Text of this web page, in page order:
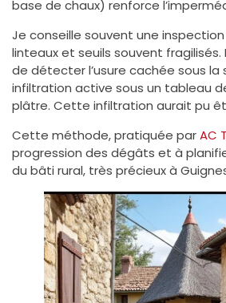
base de chaux) renforce
Je conseille souvent une
linteaux et seuils souvent
de détecter l’usure cachée sous la
infiltration active sous un tableau
plâtre. Cette infiltration aurait pu
Cette méthode, pratiquée parAC
progression des dégâts et à
du bâti rural, très précieux à